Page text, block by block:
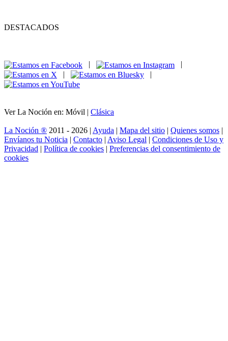
DESTACADOS
|
|
Ver La Noción en: Móvil | Clásica
La Noción ® 2011 - 2026 | Ayuda | Mapa del sitio | Quienes somos |
Envíanos tu Noticia | Contacto | Aviso Legal | Condiciones de Uso y
Privacidad | Política de cookies | Preferencias del consentimiento de
cookies